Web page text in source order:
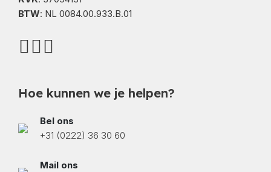
BTW: NL 0084.00.933.B.01
Hoe kunnen we je helpen?
Bel ons
+31 (0222) 36 30 60
Mail ons